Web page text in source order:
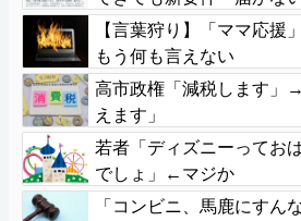
化で「日本離れ」か
【言葉狩り】「ママ応援
もう何も言えない
高市政権「減税します」
えます」
若者「ディズニーってお
でしょ」←マジか
「コンビニ、馬鹿にすん